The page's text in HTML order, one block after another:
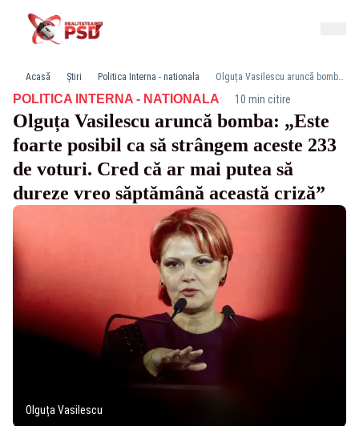
Acasă Știri Politica Interna - nationala Olguța Vasilescu aruncă bomba: „Este foarte posibil ca să strângem aceste 233 de voturi. Cred că ar mai putea să dureze vreo săptămână această criză”
POLITICA INTERNA - NATIONALA· 10 min citire
Olguța Vasilescu aruncă bomba: „Este
foarte posibil ca să strângem aceste 233
de voturi. Cred că ar mai putea să
dureze vreo săptămână această criză”
Olguța Vasilescu